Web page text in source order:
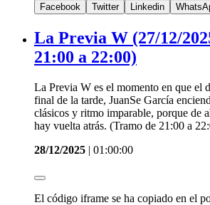
Facebook
Twitter Linkedin
La Previa W (27/12/
21:00 a 22:00)
La Previa W es el momento en que el
final de la tarde, JuanSe García
clásicos y ritmo imparable, porque de
hay vuelta atrás. (Tramo de 21:00 a
28/12/2025 | 01:00:00
El código iframe se ha copiado en el